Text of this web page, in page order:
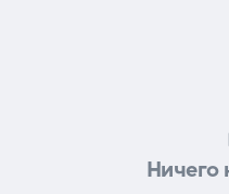
Ничего